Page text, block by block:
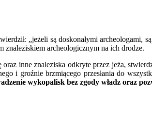
„jeżeli są doskonałymi
znaleziskiem archeologicznym na ich drodze.
inne znaleziska odkryte przez jeża,
i groźnie brzmiącego przesłania do
wykopalisk bez zgody władz oraz